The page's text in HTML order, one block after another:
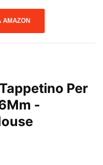
AMAZON
Per
-